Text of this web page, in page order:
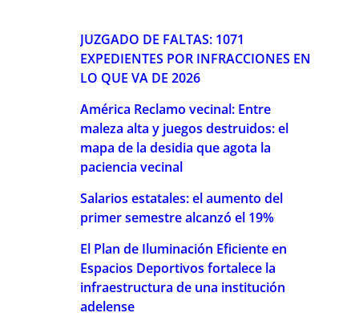
JUZGADO DE FALTAS: 1071
EXPEDIENTES POR INFRACCIONES EN
LO QUE VA DE 2026
América Reclamo vecinal: Entre
maleza alta y juegos destruidos: el
mapa de la desidia que agota la
paciencia vecinal
Salarios estatales: el aumento del
primer semestre alcanzó el 19%
El Plan de Iluminación Eficiente en
Espacios Deportivos fortalece la
infraestructura de una institución
adelense